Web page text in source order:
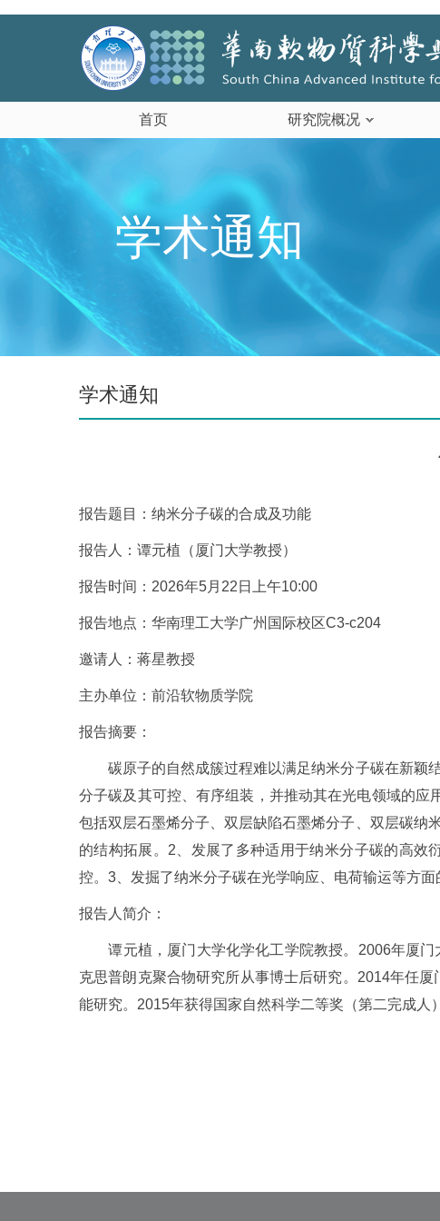
首页 研究院概况
学术通知
学术通知
报告题目：纳米分子碳的合成及功能
报告人：谭元植（厦门大学教授）
报告时间：2026年5月22日上午10:00
报告地点：华南理工大学广州国际校区C3-c204
邀请人：蒋星教授
主办单位：前沿软物质学院
报告摘要：
碳原子的自然成簇过程难以满足纳米分子碳在新颖结
分子碳及其可控、有序组装，并推动其在光电领域的应
包括双层石墨烯分子、双层缺陷石墨烯分子、双层碳纳
的结构拓展。2、发展了多种适用于纳米分子碳的高效
控。3、发掘了纳米分子碳在光学响应、电荷输运等方
报告人简介：
谭元植，厦门大学化学化工学院教授。2006年厦门
克思普朗克聚合物研究所从事博士后研究。2014年任
能研究。2015年获得国家自然科学二等奖（第二完成人